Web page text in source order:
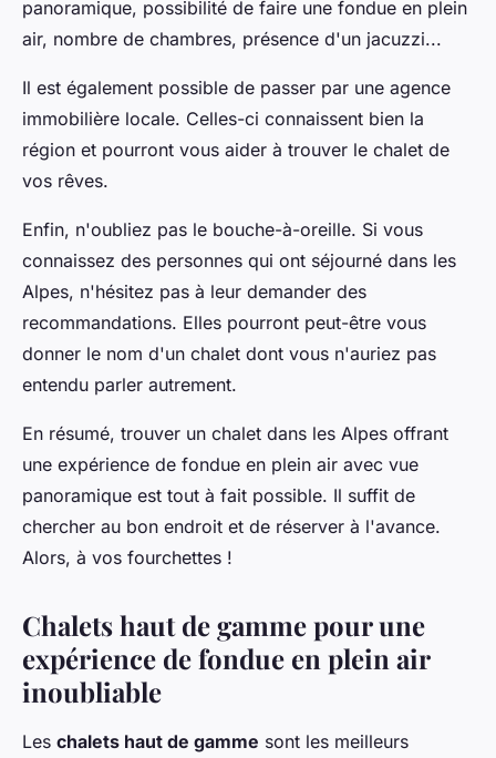
panoramique, possibilité de faire une fondue en plein
air, nombre de chambres, présence d'un jacuzzi...
Il est également possible de passer par une agence
immobilière locale. Celles-ci connaissent bien la
région et pourront vous aider à trouver le chalet de
vos rêves.
Enfin, n'oubliez pas le bouche-à-oreille. Si vous
connaissez des personnes qui ont séjourné dans les
Alpes, n'hésitez pas à leur demander des
recommandations. Elles pourront peut-être vous
donner le nom d'un chalet dont vous n'auriez pas
entendu parler autrement.
En résumé, trouver un chalet dans les Alpes offrant
une expérience de fondue en plein air avec vue
panoramique est tout à fait possible. Il suffit de
chercher au bon endroit et de réserver à l'avance.
Alors, à vos fourchettes !
Chalets haut de gamme pour une
expérience de fondue en plein air
inoubliable
Les chalets haut de gamme sont les meilleurs